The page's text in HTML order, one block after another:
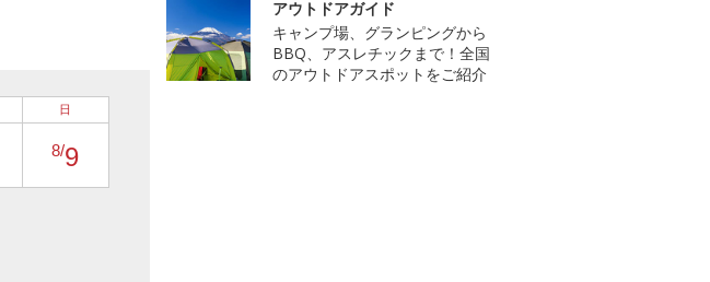
日
8/9
アウトドアガイド
キャンプ場、グランピングから
BBQ、アスレチックまで！全国
のアウトドアスポットをご紹介